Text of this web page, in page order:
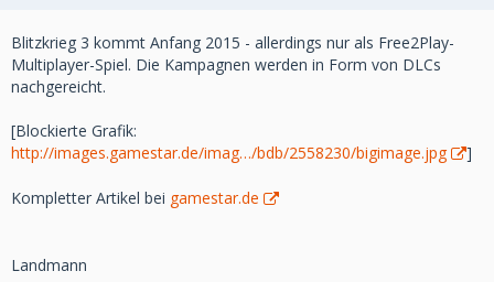
Blitzkrieg 3 kommt Anfang 2015 - allerdings nur als Free2Play-
Multiplayer-Spiel. Die Kampagnen werden in Form von DLCs
nachgereicht.
[Blockierte Grafik:
http://images.gamestar.de/imag…/bdb/2558230/bigimage.jpg
]
Kompletter Artikel bei gamestar.de
Landmann